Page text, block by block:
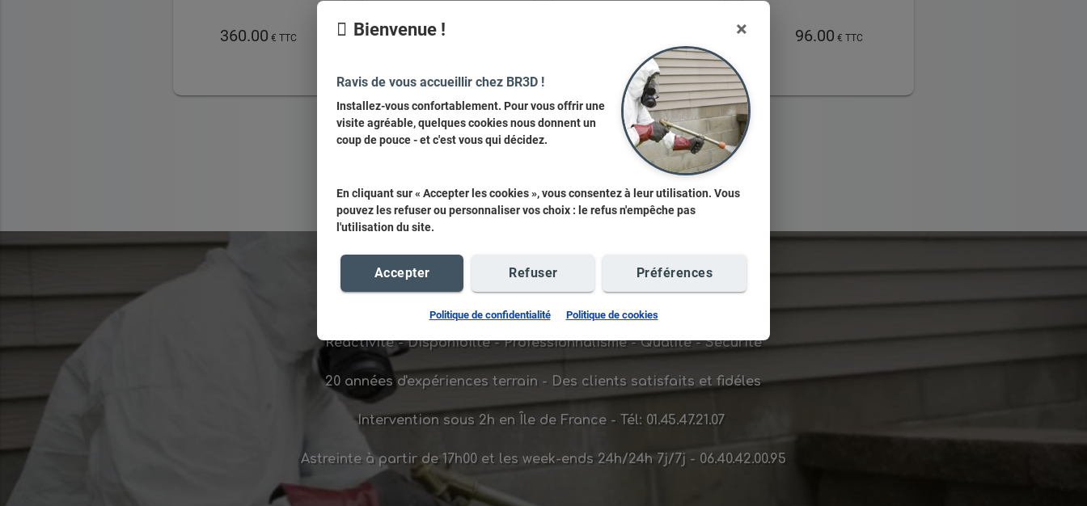
360.00 € TTC
à partir de 96.00 € TTC
Tous nos produits
Réactivité - Disponibilté - Professionnalisme - Qualité - Sécurité
20 années d'expériences terrain - Des clients satisfaits et fidéles
Intervention sous 2h en Île de France - Tél: 01.45.47.21.07
Astreinte à partir de 17h00 et les week-ends 24h/24h 7j/7j - 06.40.42.00.95
Bienvenue ! ×
Ravis de vous accueillir chez BR3D !
Installez-vous confortablement. Pour vous offrir une
visite agréable, quelques cookies nous donnent un
coup de pouce - et c'est vous qui décidez.
En cliquant sur « Accepter les cookies », vous consentez à leur utilisation. Vous
pouvez les refuser ou personnaliser vos choix : le refus n'empêche pas
l'utilisation du site.
Accepter Refuser Préférences
Politique de confidentialité Politique de cookies